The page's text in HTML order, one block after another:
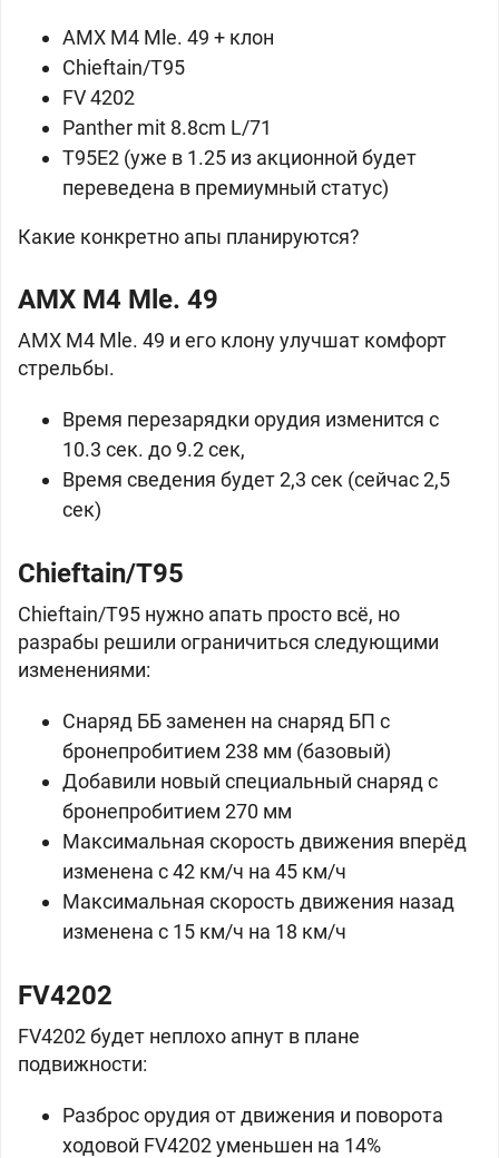
AMX M4 Mle. 49 + клон
Chieftain/T95
FV 4202
Panther mit 8.8cm L/71
T95E2 (уже в 1.25 из акционной будет
переведена в премиумный статус)
Какие конкретно апы планируются?
AMX M4 Mle. 49
AMX M4 Mle. 49 и его клону улучшат комфорт
стрельбы.
Время перезарядки орудия изменится с
10.3 сек. до 9.2 сек,
Время сведения будет 2,3 сек (сейчас 2,5
сек)
Chieftain/T95
Chieftain/T95 нужно апать просто всё, но
разрабы решили ограничиться следующими
изменениями:
Снаряд ББ заменен на снаряд БП с
бронепробитием 238 мм (базовый)
Добавили новый специальный снаряд с
бронепробитием 270 мм
Максимальная скорость движения вперёд
изменена с 42 км/ч на 45 км/ч
Максимальная скорость движения назад
изменена с 15 км/ч на 18 км/ч
FV4202
FV4202 будет неплохо апнут в плане
подвижности:
Разброс орудия от движения и поворота
ходовой FV4202 уменьшен на 14%